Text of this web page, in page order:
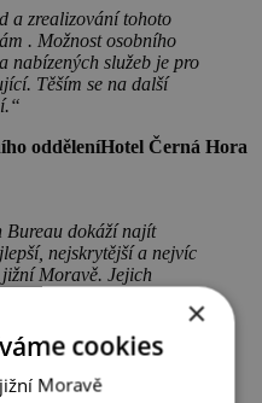
a zrealizování tohoto
. Možnost osobního
nabízených služeb je pro
Těším se na další
odděleníHotel Černá Hora
Bureau dokáží najít
nejskrytější a nejvíc
Moravě. Jejich
snažší vozit klienty
Passion for Prague
×
cookies
Moravě